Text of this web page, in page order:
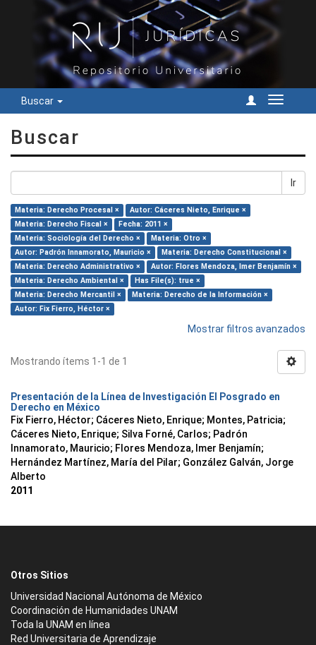
Buscar
Cambiar
Buscar
Ir
Materia: Derecho Procesal ×
Autor: Cáceres Nieto, Enrique ×
Materia: Derecho Fiscal ×
Fecha: 2011 ×
Materia: Sociología del Derecho ×
Materia: Otro ×
Autor: Padrón Innamorato, Mauricio ×
Materia: Derecho Constitucional ×
Materia: Derecho Administrativo ×
Autor: Flores Mendoza, Imer Benjamín ×
Materia: Derecho Ambiental ×
Has File(s): true ×
Materia: Derecho Mercantil ×
Materia: Derecho de la Información ×
Autor: Fix Fierro, Héctor ×
Mostrar filtros avanzados
Mostrando ítems 1-1 de 1
Presentación de la Línea de Investigación El Posgrado en
Derecho en México
Fix Fierro, Héctor; Cáceres Nieto, Enrique; Montes, Patricia;
Cáceres Nieto, Enrique; Silva Forné, Carlos; Padrón
Innamorato, Mauricio; Flores Mendoza, Imer Benjamín;
Hernández Martínez, María del Pilar; González Galván, Jorge
Alberto
2011
Otros Sitios
Universidad Nacional Autónoma de México
Coordinación de Humanidades UNAM
Toda la UNAM en línea
Red Universitaria de Aprendizaje